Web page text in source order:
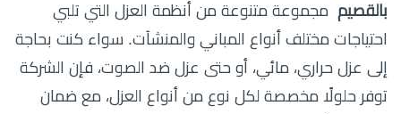
بالقصيم مجموعة متنوعة من أنظمة العزل التي تلبي
احتياجات مختلف أنواع المباني والمنشآت. سواء كنت بحاجة
إلى عزل حراري، مائي، أو حتى عزل ضد الصوت، فإن الشركة
توفر حلولًا مخصصة لكل نوع من أنواع العزل، مع ضمان